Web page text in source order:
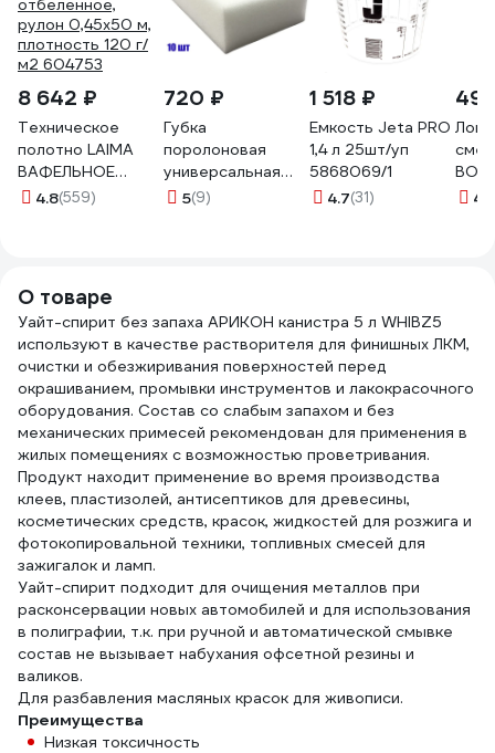
8 642 ₽
Техническое
полотно LAIMA
ВАФЕЛЬНОЕ
отбеленное,
4.8(559)
720 ₽
Губка
поролоновая
универсальная
Sebmet 11.5х19 см,
5(9)
1 518 ₽
Емкость Jeta PRO
1,4 л 25шт/уп
5868069/1
4.7(31) 4.8
О товаре
Уайт-спирит без запаха АРИКОН канистра 5 л WHIBZ5
используют в качестве растворителя для финишных ЛКМ,
очистки и обезжиривания поверхностей перед
окрашиванием, промывки инструментов и лакокрасочного
оборудования. Состав со слабым запахом и без
механических примесей рекомендован для применения в
жилых помещениях с возможностью проветривания.
Продукт находит применение во время производства
клеев, пластизолей, антисептиков для древесины,
косметических средств, красок, жидкостей для розжига и
фотокопировальной техники, топливных смесей для
зажигалок и ламп.
Уайт-спирит подходит для очищения металлов при
расконсервации новых автомобилей и для использования
в полиграфии, т.к. при ручной и автоматической смывке
состав не вызывает набухания офсетной резины и
валиков.
Для разбавления масляных красок для живописи.
Преимущества
Низкая токсичность